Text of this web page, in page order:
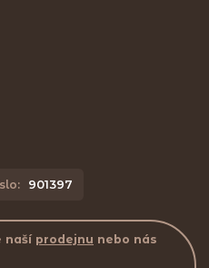
901397
naší prodejnu nebo nás